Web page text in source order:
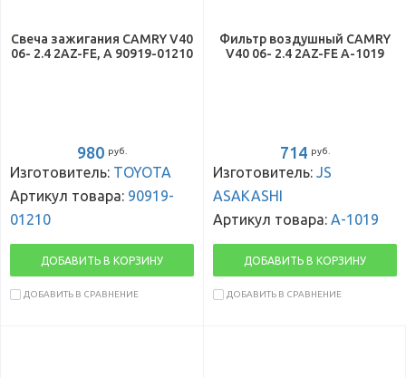
Свеча зажигания CAMRY V40
06- 2.4 2AZ-FE, A 90919-01210
980 руб.
Изготовитель: TOYOTA
Артикул товара: 90919-
01210
ДОБАВИТЬ В КОРЗИНУ
ДОБАВИТЬ В СРАВНЕНИЕ
Фильтр воздушный CAMRY
V40 06- 2.4 2AZ-FE A-1019
714 руб.
Изготовитель: JS
ASAKASHI
Артикул товара: A-1019
ДОБАВИТЬ В КОРЗИНУ
ДОБАВИТЬ В СРАВНЕНИЕ